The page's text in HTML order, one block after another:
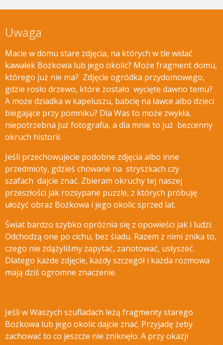
Uwaga
Macie w domu stare zdjęcia, na których w tle widać
kawałek Bożkowa lub jego okolic? Może fragment domu,
którego już nie ma? Zdjęcie ogródka przydomowego,
gdzie rosło drzewo, które zostało wycięte dawno temu?
A może dziadka w kapeluszu, babcię na ławce albo dzieci
biegające przy pomniku? Dla Was to może zwykła,
niepotrzebna już fotografia, a dla mnie to już bezcenny
okruch historii.
Jeśli przechowujecie podobne zdjęcia albo inne
przedmioty, gdzieś chowane na stryszkach czy
szafach dajcie znać. Zbieram okruchy tej naszej
przeszłości jak rozsypane puzzle, z których próbuję
ułożyć obraz Bożkowa i jego okolic sprzed lat.
Świat bardzo szybko opróżnia się z opowieści jak i ludzi.
Odchodzą one po cichu, bez śladu. Razem z nimi znika to,
czego nie zdążyliśmy zapytać, zanotować, usłyszeć.
Dlatego każde zdjęcie, każdy szczegół i każda rozmowa
mają dziś ogromne znaczenie.
Jeśli w Waszych szufladach leżą fragmenty starego
Bożkowa lub jego okolic dajcie znać. Przyjadę żeby
zachować to co jeszcze nie zniknęło. A przy okazji